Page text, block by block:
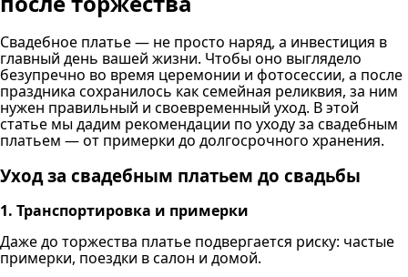
Свадебное платье — не просто наряд, а инвестиция в
главный день вашей жизни. Чтобы оно выглядело
безупречно во время церемонии и фотосессии, а после
праздника сохранилось как семейная реликвия, за ним
нужен правильный и своевременный уход. В этой
статье мы дадим рекомендации по уходу за свадебным
платьем — от примерки до долгосрочного хранения.
Уход за свадебным платьем до свадьбы
1. Транспортировка и примерки
Даже до торжества платье подвергается риску: частые
примерки, поездки в салон и домой.